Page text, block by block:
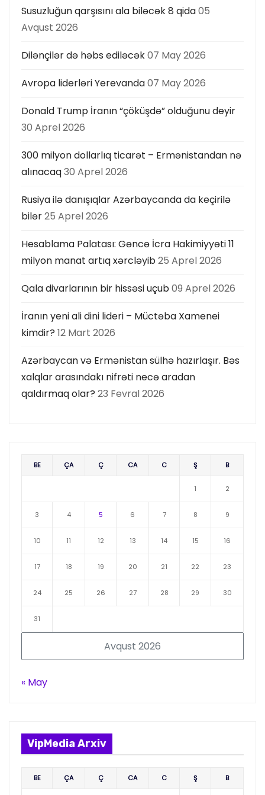
ıSusuzluğun qarşısını ala biləcək 8 qida05
Avqust 2026
Dilənçilər də həbs ediləcək07 May 2026
Avropa liderləri Yerevanda07 May 2026
Donald Trump İranın “çöküşdə” olduğunu deyir
30 Aprel 2026
300 milyon dollarlıq ticarət – Ermənistandan nə
alınacaq30 Aprel 2026
Rusiya ilə danışıqlar Azərbaycanda da keçirilə
bilər25 Aprel 2026
Hesablama Palatası: Gəncə İcra Hakimiyyəti 11
milyon manat artıq xərcləyib25 Aprel 2026
Qala divarlarının bir hissəsi uçub09 Aprel 2026
İranın yeni ali dini lideri – Müctəba Xamenei
kimdir? 12 Mart 2026
Azərbaycan və Ermənistan sülhə hazırlaşır. Bəs
xalqlar arasındakı nifrəti necə aradan
qaldırmaq olar? 23 Fevral 2026
Avqust 2026
BE ÇA Ç CA C Ş B
1 2
3 4 5 6 7 8 9
10 11 12 13 14 15 16
17 18 19 20 21 22 23
24 25 26 27 28 29 30
31
« May
VipMedia Arxiv
BE ÇA Ç CA C Ş B